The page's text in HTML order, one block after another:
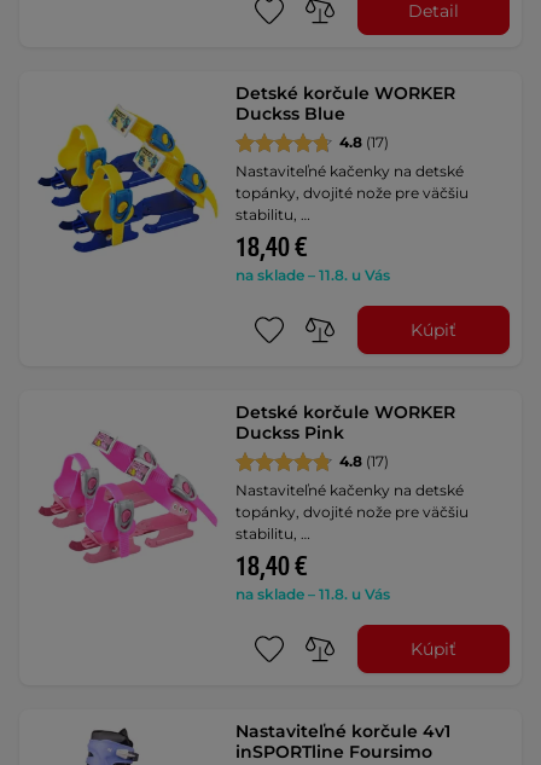
Detail
Detské korčule WORKER
Duckss Blue
4.8 (17)
Nastaviteľné kačenky na detské
topánky, dvojité nože pre väčšiu
stabilitu, …
18,40 €
na sklade – 11.8. u Vás
Kúpiť
Detské korčule WORKER
Duckss Pink
4.8 (17)
Nastaviteľné kačenky na detské
topánky, dvojité nože pre väčšiu
stabilitu, …
18,40 €
na sklade – 11.8. u Vás
Kúpiť
Nastaviteľné korčule 4v1
inSPORTline Foursimo